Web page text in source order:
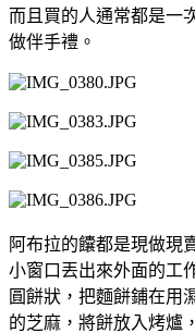
而且買的人通常都是一
做伴手禮。
阿布拉的饢都是現做現
小窗口丟出來外面的工
圓餅狀，把麵餅鋪在用
的芝麻，將餅放入烤爐